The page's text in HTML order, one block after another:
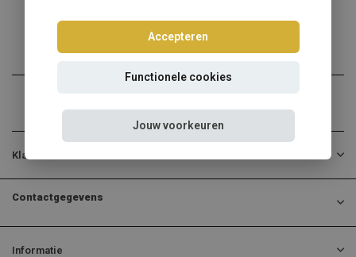
Klantenservice
Contactgegevens
Informatie
Accepteren
Functionele cookies
Jouw voorkeuren